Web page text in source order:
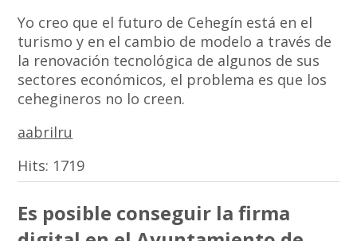
Yo creo que el futuro de Cehegín está en el
turismo y en el cambio de modelo a través de
la renovación tecnológica de algunos de sus
sectores económicos, el problema es que los
cehegineros no lo creen.
aabrilru
Hits: 1719
Es posible conseguir la firma